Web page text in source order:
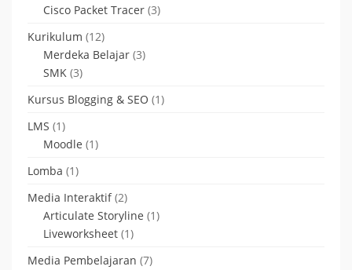
Cisco Packet Tracer (3)
Kurikulum (12)
Merdeka Belajar (3)
SMK (3)
Kursus Blogging & SEO (1)
LMS (1)
Moodle (1)
Lomba (1)
Media Interaktif(2)
Articulate Storyline (1)
Liveworksheet (1)
Media Pembelajaran (7)